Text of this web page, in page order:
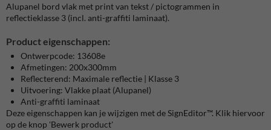
Alupanel bord vlak met print van tekst / pictogrammen in
reflectieklasse 3 (incl. anti-graffiti laminaat).
Product eigenschappen:
Ontwerpcode: 13608e
Afmetingen: 200x300mm
Reflecterend: Maximale reflectie | Klasse 3
Uitvoering: Vlakke plaat (Alupanel)
Anti-graffiti laminaat
Deze eigenschappen kan je wijzigen met de SignEditor™. Klik hiervoor
op de knop 'Bewerk product'